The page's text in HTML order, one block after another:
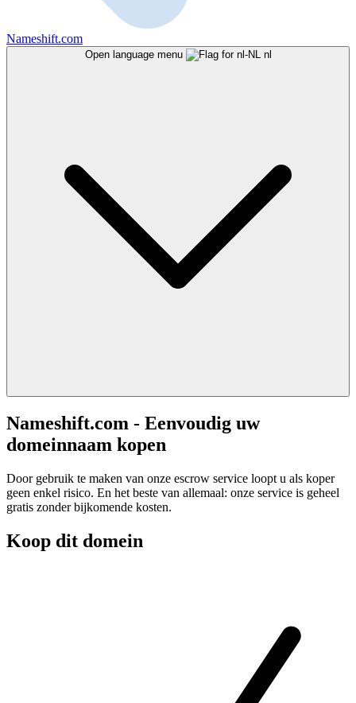
Nameshift.com
Open language menu nl
Nameshift.com - Eenvoudig uw
domeinnaam kopen
Door gebruik te maken van onze escrow service loopt u als koper
geen enkel risico. En het beste van allemaal: onze service is geheel
gratis zonder bijkomende kosten.
Koop dit domein